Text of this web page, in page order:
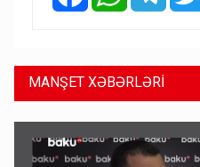
MANŞET XƏBƏRLƏRİ